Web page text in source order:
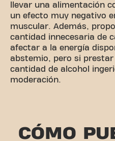
llevar una alimentación
un efecto muy negativo
muscular. Además,
cantidad innecesaria de
afectar a la energía
abstemio, pero si
cantidad de alcohol
moderación.
CÓMO